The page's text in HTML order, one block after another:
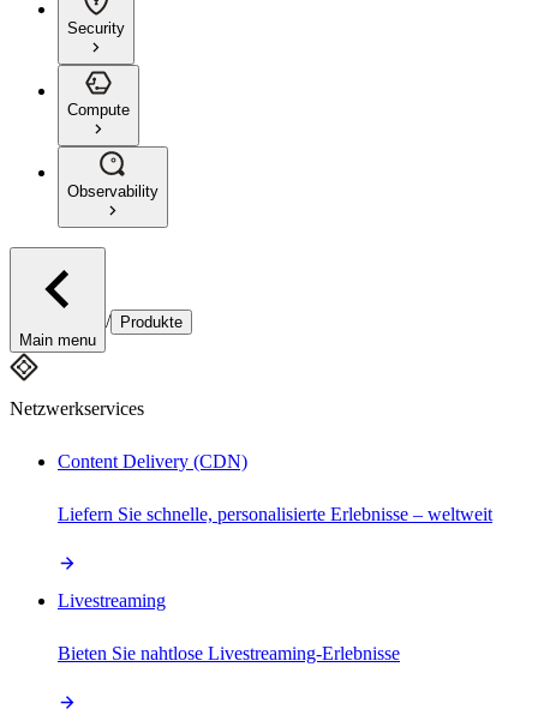
Security
Compute
Observability
Main menu
/ Produkte
Netzwerkservices
Content Delivery (CDN)
Liefern Sie schnelle, personalisierte Erlebnisse – weltweit
Livestreaming
Bieten Sie nahtlose Livestreaming-Erlebnisse